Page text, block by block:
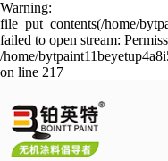
Warning:
file_put_contents(/home/
failed to open stream:
/home/
on line 217